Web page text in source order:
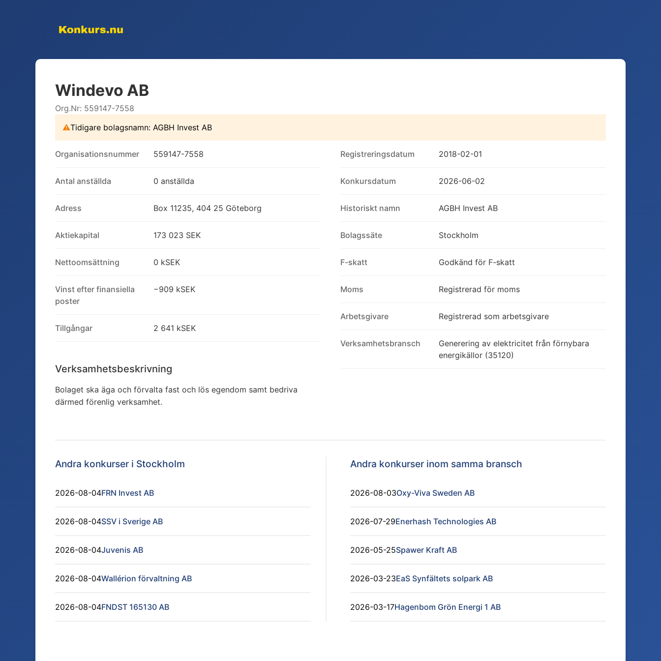
Windevo AB
Org.Nr: 559147-7558
⚠Tidigare bolagsnamn: AGBH Invest AB
Organisationsnummer 559147-7558
Antal anställda 0 anställda
Adress Box 11235, 404 25 Göteborg
Aktiekapital 173 023 SEK
Nettoomsättning 0 kSEK
Vinst efter finansiella
poster
−909 kSEK
Tillgångar 2 641 kSEK
Verksamhetsbeskrivning
Bolaget ska äga och förvalta fast och lös egendom samt bedriva
därmed förenlig verksamhet.
Registreringsdatum 2018-02-01
Konkursdatum 2026-06-02
Historiskt namn AGBH Invest AB
Bolagssäte Stockholm
F-skatt Godkänd för F-skatt
Moms Registrerad för moms
Arbetsgivare Registrerad som arbetsgivare
Verksamhetsbransch
Generering av elektricitet från förnybara
energikällor (35120)
Andra konkurser i Stockholm
2026-08-04FRN Invest AB
2026-08-04SSV i Sverige AB
2026-08-04Juvenis AB
2026-08-04Wallérion förvaltning AB
2026-08-04FNDST 165130 AB
Andra konkurser inom samma bransch
2026-08-03Oxy-Viva Sweden AB
2026-07-29Enerhash Technologies AB
2026-05-25Spawer Kraft AB
2026-03-23EaS Synfältets solpark AB
2026-03-17Hagenbom Grön Energi 1 AB